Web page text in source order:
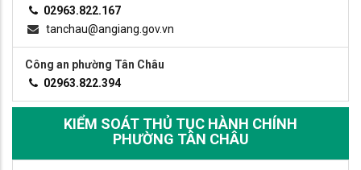
02963.822.167
tanchau@angiang.gov.vn
Công an phường Tân Châu
02963.822.394
KIỂM SOÁT THỦ TỤC HÀNH CHÍNH
PHƯỜNG TÂN CHÂU